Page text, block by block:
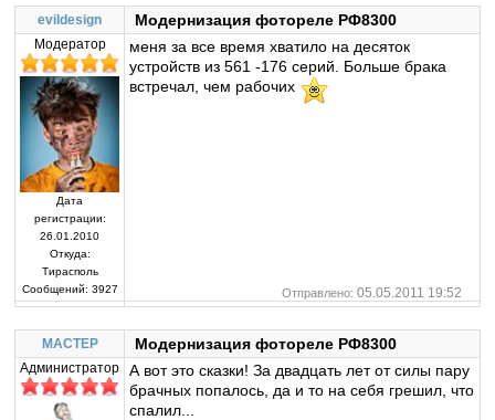
evildesign Модернизация фотореле РФ8300
Модератор
Дата
регистрации:
26.01.2010
Откуда:
Тирасполь
Сообщений: 3927
меня за все время хватило на десяток
устройств из 561 -176 серий. Больше брака
встречал, чем рабочих
Отправлено: 05.05.2011 19:52
MACTEP Модернизация фотореле РФ8300
Администратор
А вот это сказки! За двадцать лет от силы пару
брачных попалось, да и то на себя грешил, что
спалил...